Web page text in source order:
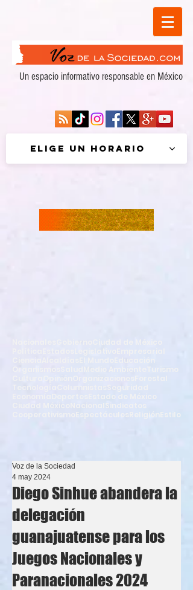
Un espacio informativo responsable en México
Elige un horario
Estado de México
Ciudad México
Sindicatos
Espectáculos ReligiónEstilo
Diego Sinhue abandera la
delegación
guanajuatense para los
Juegos Nacionales y
Paranacionales 2024
Voz de la Sociedad
4 may 2024